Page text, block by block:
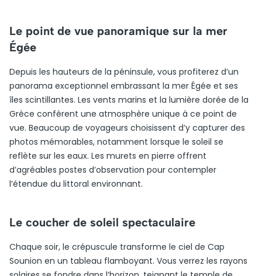
Le point de vue panoramique sur la mer
Égée
Depuis les hauteurs de la péninsule, vous profiterez d’un
panorama exceptionnel embrassant la mer Égée et ses
îles scintillantes. Les vents marins et la lumière dorée de la
Grèce confèrent une atmosphère unique à ce point de
vue. Beaucoup de voyageurs choisissent d’y capturer des
photos mémorables, notamment lorsque le soleil se
reflète sur les eaux. Les murets en pierre offrent
d’agréables postes d’observation pour contempler
l’étendue du littoral environnant.
Le coucher de soleil spectaculaire
Chaque soir, le crépuscule transforme le ciel de Cap
Sounion en un tableau flamboyant. Vous verrez les rayons